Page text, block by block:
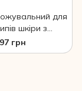
для
шкіри з
і гіалуроновою
ТМ
97 грн